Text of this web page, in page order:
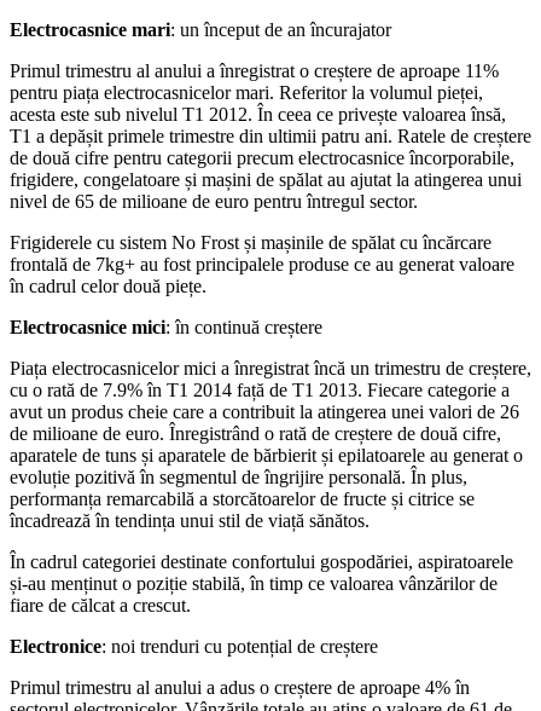
Electrocasnice mari: un început de an încurajator
Primul trimestru al anului a înregistrat o creștere de aproape 11%
pentru piața electrocasnicelor mari. Referitor la volumul pieței,
acesta este sub nivelul T1 2012. În ceea ce privește valoarea însă,
T1 a depășit primele trimestre din ultimii patru ani. Ratele de creștere
de două cifre pentru categorii precum electrocasnice încorporabile,
frigidere, congelatoare și mașini de spălat au ajutat la atingerea unui
nivel de 65 de milioane de euro pentru întregul sector.
Frigiderele cu sistem No Frost și mașinile de spălat cu încărcare
frontală de 7kg+ au fost principalele produse ce au generat valoare
în cadrul celor două piețe.
Electrocasnice mici: în continuă creștere
Piața electrocasnicelor mici a înregistrat încă un trimestru de creștere,
cu o rată de 7.9% în T1 2014 față de T1 2013. Fiecare categorie a
avut un produs cheie care a contribuit la atingerea unei valori de 26
de milioane de euro. Înregistrând o rată de creștere de două cifre,
aparatele de tuns și aparatele de bărbierit și epilatoarele au generat o
evoluție pozitivă în segmentul de îngrijire personală. În plus,
performanța remarcabilă a storcătoarelor de fructe și citrice se
încadrează în tendința unui stil de viață sănătos.
În cadrul categoriei destinate confortului gospodăriei, aspiratoarele
și-au menținut o poziție stabilă, în timp ce valoarea vânzărilor de
fiare de călcat a crescut.
Electronice: noi trenduri cu potențial de creștere
Primul trimestru al anului a adus o creștere de aproape 4% în